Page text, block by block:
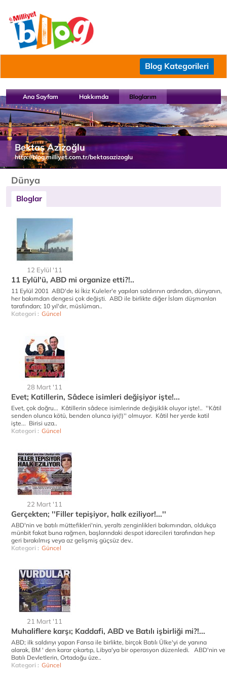
Blog Kategorileri
Ana Sayfam Hakkımda Bloglarım
Bektaş Azizoğlu
http://blog.milliyet.com.tr/bektasazizoglu
Dünya
Bloglar
12 Eylül '11
11 Eylül'ü, ABD mi organize etti?!..
11 Eylül 2001 ABD'de ki İkiz Kuleler'e yapılan saldırının ardından, dünyanın,
her bakımdan dengesi çok değişti. ABD ile birlikte diğer İslam düşmanları
tarafından; 10 yıl'dır, müslüman..
Kategori : Güncel
28 Mart '11
Evet; Katillerin, Sâdece isimleri değişiyor işte!...
Evet, çok doğru... Kâtillerin sâdece isimlerinde değişiklik oluyor işte!.. ''Kâtil
senden olunca kötü, benden olunca iyi(!)'' olmuyor. Kâtil her yerde katil
işte... Birisi uza..
Kategori : Güncel
22 Mart '11
Gerçekten; ''Filler tepişiyor, halk eziliyor!...''
ABD'nin ve batılı müttefikleri'nin, yeraltı zenginlikleri bakımından, oldukça
münbit fakat buna rağmen, başlarındaki despot idarecileri tarafından hep
geri bırakılmış veya az gelişmiş güçsüz dev..
Kategori : Güncel
21 Mart '11
Muhaliflere karşı; Kaddafi, ABD ve Batılı işbirliği mi?!...
ABD; ilk saldırıyı yapan Fansa ile birlikte, birçok Batılı Ülke'yi de yanına
alarak, BM ' den karar çıkartıp, Libya'ya bir operasyon düzenledi. ABD'nin ve
Batılı Devletlerin, Ortadoğu üze..
Kategori : Güncel